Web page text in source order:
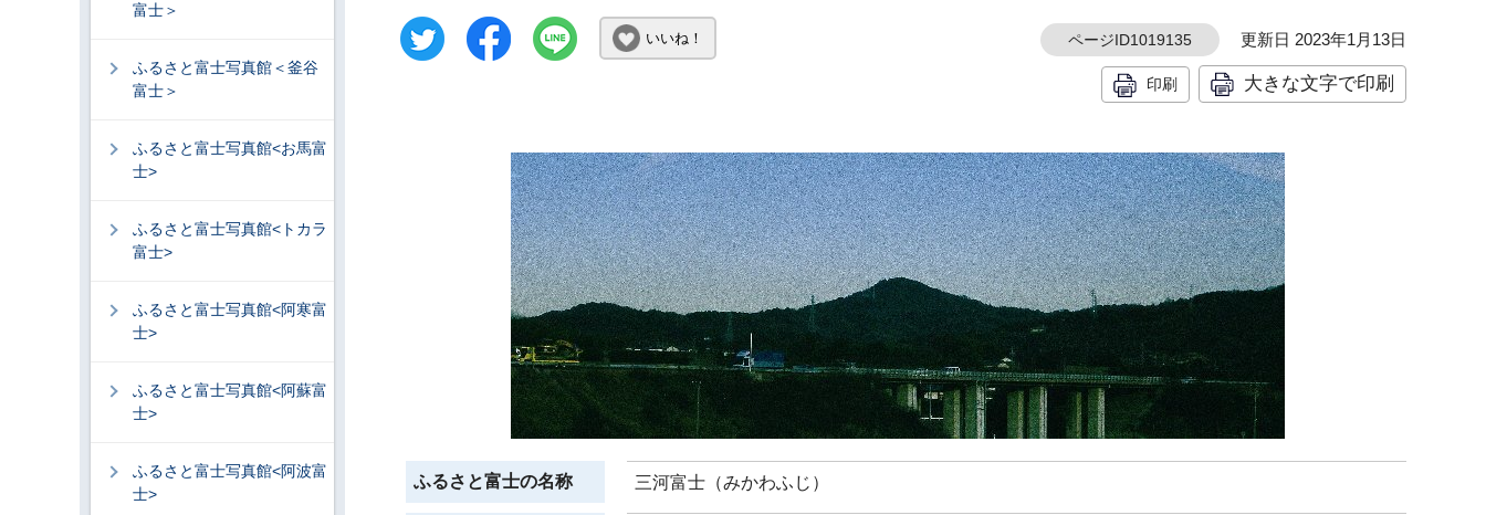
いいね！ ページID1019135 更新日 2023年1月13日
印刷 大きな文字で印刷
ふるさと富士の名称 三河富士（みかわふじ）
富士＞
ふるさと富士写真館＜釜谷
富士＞
ふるさと富士写真館<お馬富
士>
ふるさと富士写真館<トカラ
富士>
ふるさと富士写真館<阿寒富
士>
ふるさと富士写真館<阿蘇富
士>
ふるさと富士写真館<阿波富
士>